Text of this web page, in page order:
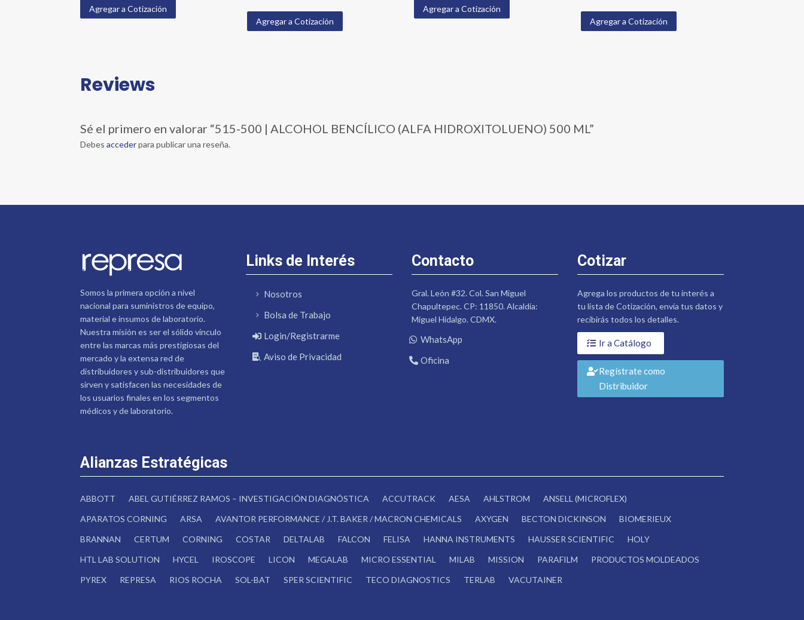
Agregar a Cotización
Agregar a Cotización
Agregar a Cotización
Agregar a Cotización
Reviews
Sé el primero en valorar “515-500 | ALCOHOL BENCÍLICO (ALFA HIDROXITOLUENO) 500 ML”
Debesaccederpara publicar una reseña.
Somos la primera opción a nivel
nacional para suministros de equipo,
material e insumos de laboratorio.
Nuestra misión es ser el sólido vínculo
entre las marcas más prestigiosas del
mercado y la extensa red de
distribuidores y sub-distribuidores que
sirven y satisfacen las necesidades de
los usuarios finales en los segmentos
médicos y de laboratorio.
Links de Interés
Nosotros
Bolsa de Trabajo
Login/Registrarme
Aviso de Privacidad
Contacto
Gral. León #32. Col. San Miguel
Chapultepec. CP: 11850. Alcaldía:
Miguel Hidalgo. CDMX.
WhatsApp
Oficina
Cotizar
Agrega los productos de tu interés a
tu lista de Cotización, envía tus datos y
recibirás todos los detalles.
Ir a Catálogo
Regístrate como
Distribuidor
Alianzas Estratégicas
ABBOTT ABEL GUTIÉRREZ RAMOS – INVESTIGACIÓN DIAGNÓSTICA ACCUTRACK AESA AHLSTROM
ANSELL (MICROFLEX)
APARATOS CORNING
ARSA AVANTOR PERFORMANCE / J.T. BAKER / MACRON CHEMICALS AXYGEN BECTON DICKINSON
BIOMERIEUX
BRANNAN
CERTUM CORNING COSTAR DELTALAB FALCON FELISA HANNA INSTRUMENTS HAUSSER SCIENTIFIC
HOLY
HTL LAB SOLUTION
HYCEL IROSCOPE LICON MEGALAB MICRO ESSENTIAL MILAB MISSION PARAFILM
PRODUCTOS MOLDEADOS
PYREX
REPRESA RIOS ROCHA SOL-BAT SPER SCIENTIFIC TECO DIAGNOSTICS TERLAB VACUTAINER